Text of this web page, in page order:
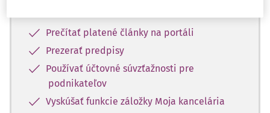
Prečítať platené články na portáli
Prezerať predpisy
Používať účtovné súvzťažnosti pre
podnikateľov
Vyskúšať funkcie záložky Moja kancelária